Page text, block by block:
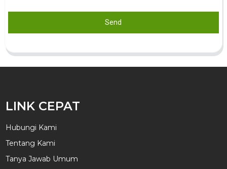
Send
LINK CEPAT
Hubungi Kami
Tentang Kami
Tanya Jawab Umum